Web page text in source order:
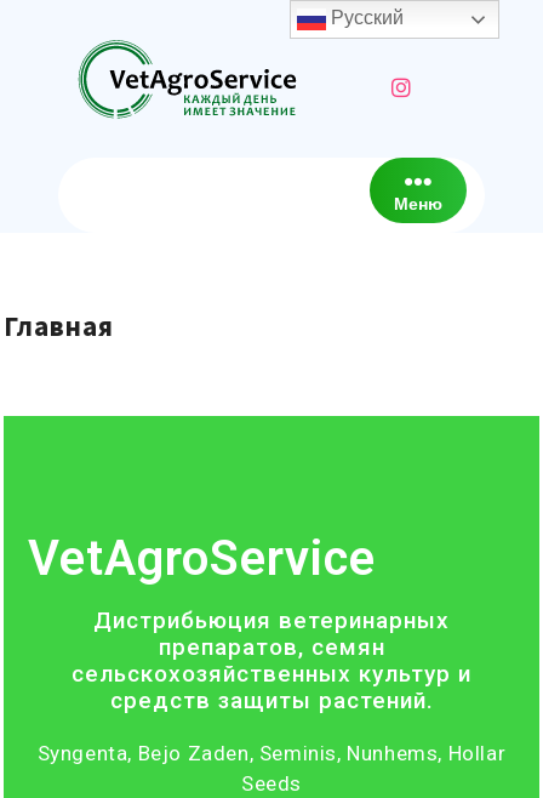
Меню
Главная
VetAgroService
Дистрибьюция ветеринарных
препаратов, семян
сельскохозяйственных культур и
средств защиты растений.
Syngenta, Bejo Zaden, Seminis, Nunhems, Hollar
Seeds
Русский